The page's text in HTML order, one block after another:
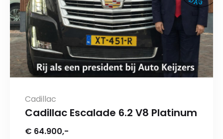
Cadillac
Cadillac Escalade 6.2 V8 Platinum
€ 64.900,-